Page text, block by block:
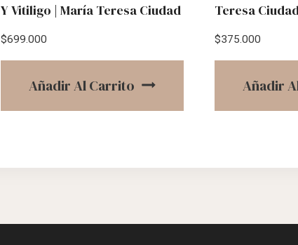
Y Vitiligo | María Teresa Ciudad
$699.000
Añadir Al Carrito
Teresa
$375.000
Añadir